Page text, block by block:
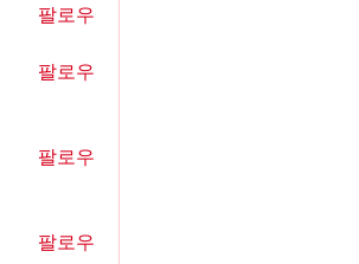
팔로우
팔로우
팔로우
팔로우